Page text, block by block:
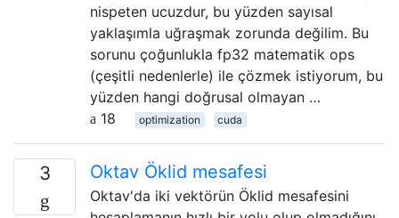
nispeten ucuzdur, bu yüzden sayısal
yaklaşımla uğraşmak zorunda değilim. Bu
sorunu çoğunlukla fp32 matematik ops
(çeşitli nedenlerle) ile çözmek istiyorum, bu
yüzden hangi doğrusal olmayan …
18
optimization cuda
3 Oktav Öklid mesafesi
Oktav'da iki vektörün Öklid mesafesini